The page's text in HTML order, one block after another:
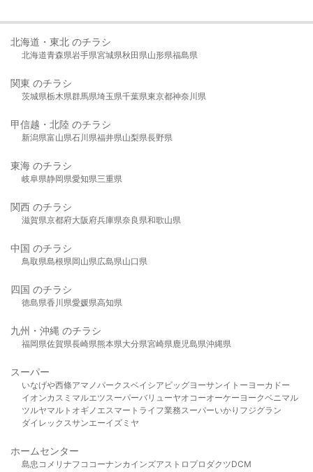
北海道・東北 のチラシ
北海道青森県岩手県宮城県秋田県山形県福島県
関東 のチラシ
茨城県栃木県群馬県埼玉県千葉県東京都神奈川県
甲信越・北陸 のチラシ
新潟県富山県石川県福井県山梨県長野県
東海 のチラシ
岐阜県静岡県愛知県三重県
関西 のチラシ
滋賀県京都府大阪府兵庫県奈良県和歌山県
中国 のチラシ
鳥取県島根県岡山県広島県山口県
四国 のチラシ
徳島県香川県愛媛県高知県
九州・沖縄 のチラシ
福岡県佐賀県長崎県熊本県大分県宮崎県鹿児島県沖縄県
スーパー
いなげや西條アマノパークスベイシア ビッグヨーサンイトーヨーカドー
イオンカスミ マルエツスーパーバリューヤオコーオーケー ヨークベニマル
ツルヤマルト オギノ エスマート ライフ業務スーパーいかり フジグラン
ダイレックスサンエーイズミヤ
ホームセンター
島忠 コメリ ナフコ コーナンカインズアストロプロダクツDCM